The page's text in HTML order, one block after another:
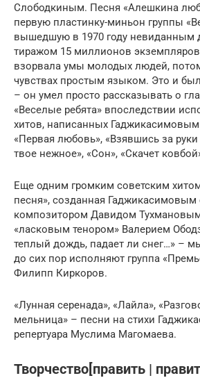
Слободкиным. Песня «Алешкина
первую пластинку-миньон группы
вышедшую в 1970 году невиданным
тиражом 15 миллионов
взорвала умы молодых людей,
чувствах простым языком. Это и
– он умел просто рассказывать о
«Веселые ребята» впоследствии
хитов, написанных
«Первая любовь», «Взявшись за
твое нежное», «Сон», «Скачет
Еще одним громким советским
песня», созданная Гаджикасимовым
композитором Давидом
«ласковым тенором» Валерием
теплый дождь, падает ли снег…» –
до сих пор исполняют группа
Филипп Киркоров.
«Лунная серенада», «Лайла»,
мельница» – песни на стихи
репертуара Муслима Магомаева.
Творчество[править |